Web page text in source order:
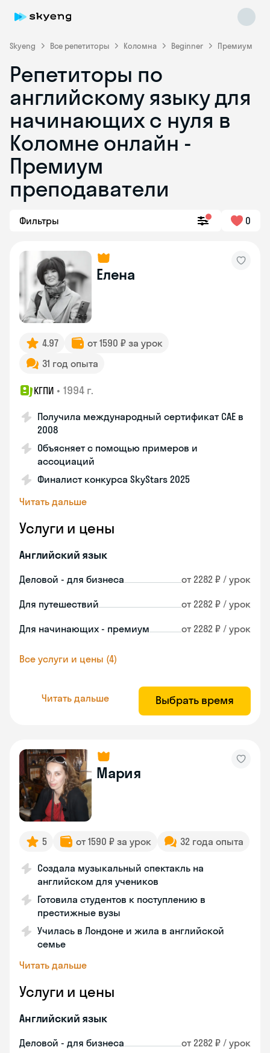
Skyeng Все репетиторы Коломна Beginner Премиум
Репетиторы по
английскому языку для
начинающих с нуля в
Коломне онлайн -
Премиум
преподаватели
Фильтры 0
Елена
4.97
от 1590 ₽ за урок
31 год опыта
КГПИ • 1994 г.
Получила международный сертификат CAE в
2008
Объясняет с помощью примеров и
ассоциаций
Финалист конкурса SkyStars 2025
Читать дальше
Услуги и цены
Английский язык
Деловой - для бизнеса от 2282 ₽ / урок
Для путешествий от 2282 ₽ / урок
Для начинающих - премиум от 2282 ₽ / урок
Все услуги и цены (4)
Читать дальше Выбрать время
Мария
5 от 1590 ₽ за урок 32 года опыта
Создала музыкальный спектакль на
английском для учеников
Готовила студентов к поступлению в
престижные вузы
Училась в Лондоне и жила в английской
семье
Читать дальше
Услуги и цены
Английский язык
Деловой - для бизнеса от 2282 ₽ / урок
online